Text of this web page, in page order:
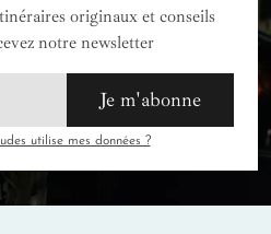
originaux et conseils
notre newsletter
Je m'abonne
utilise mes données ?